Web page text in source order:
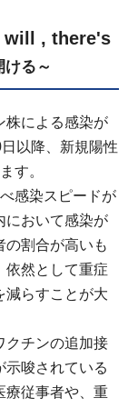
will , there's
る～
株による感染が
以降、新規陽性
す。
感染スピードが
において感染が
の割合が高いも
依然として重症
減らすことが大
クチンの追加接
示唆されている
療従事者や、重